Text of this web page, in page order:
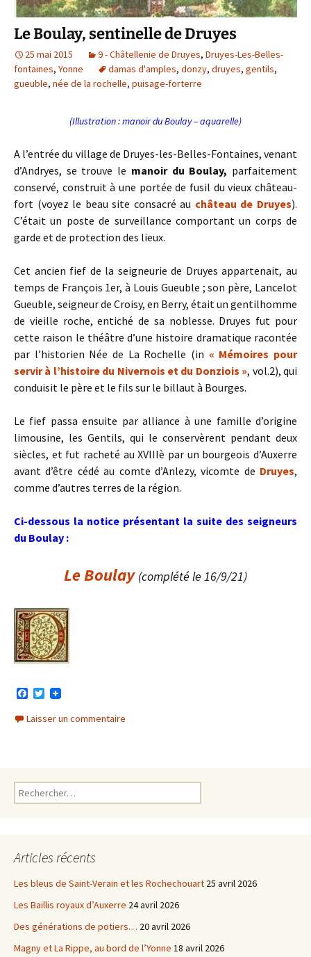
Le Boulay, sentinelle de Druyes
25 mai 2015 9 - Châtellenie de Druyes, Druyes-Les-Belles-
fontaines, Yonne damas d'amples, donzy, druyes, gentils,
gueuble, née de la rochelle, puisage-forterre
(Illustration : manoir du Boulay – aquarelle)
A l’entrée du village de Druyes-les-Belles-Fontaines, venant
d’Andryes, se trouve le manoir du Boulay, parfaitement
conservé, construit à une portée de fusil du vieux château-
fort (voyez le beau site consacré au château de Druyes).
C’était un poste de surveillance comportant un corps de
garde et de protection des lieux.
Cet ancien fief de la seigneurie de Druyes appartenait, au
temps de François 1er, à Louis Gueuble ; son père, Lancelot
Gueuble, seigneur de Croisy, en Berry, était un gentilhomme
de vieille roche, entiché de sa noblesse. Druyes fut pour
cette raison le théâtre d’une histoire dramatique racontée
par l’historien Née de La Rochelle (in « Mémoires pour
servir à l’histoire du Nivernois et du Donziois », vol.2), qui
conduisit le père et le fils sur le billaut à Bourges.
Le fief passa ensuite par alliance à une famille d’origine
limousine, les Gentils, qui le conservèrent pendant deux
siècles, et fut racheté au XVIIIè par un bourgeois d’Auxerre
avant d’être cédé au comte d’Anlezy, vicomte de Druyes,
comme d’autres terres de la région.
Ci-dessous la notice présentant la suite des seigneurs
du Boulay :
Le Boulay (complété le 16/9/21)
c
e
T
i
t
Laisser un commentaire
Rechercher :
Articles récents
Les bleus de Saint-Verain et les Rochechouart 25 avril 2026
Les Baillis royaux d’Auxerre 24 avril 2026
Des générations de potiers… 20 avril 2026
Magny et La Rippe, au bord de l’Yonne 18 avril 2026